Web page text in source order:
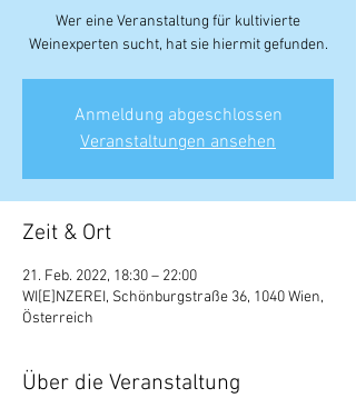
Wer eine Veranstaltung für kultivierte
Weinexperten sucht, hat sie hiermit gefunden.
Anmeldung abgeschlossen
Veranstaltungen ansehen
Zeit & Ort
21. Feb. 2022, 18:30 – 22:00
WI[E]NZEREI, Schönburgstraße 36, 1040 Wien,
Österreich
Über die Veranstaltung